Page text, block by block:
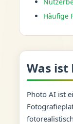
Häufige
Was ist
Photo AI ist